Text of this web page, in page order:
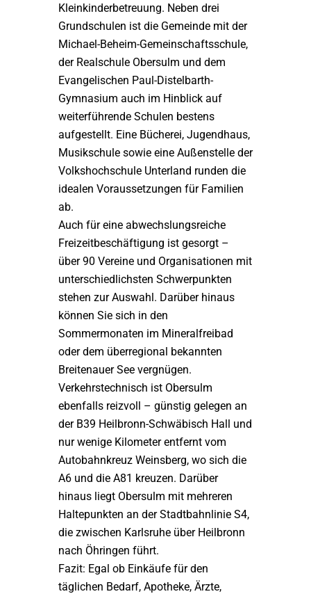
Kleinkinderbetreuung. Neben drei
Grundschulen ist die Gemeinde mit der
Michael-Beheim-Gemeinschaftsschule,
der Realschule Obersulm und dem
Evangelischen Paul-Distelbarth-
Gymnasium auch im Hinblick auf
weiterführende Schulen bestens
aufgestellt. Eine Bücherei, Jugendhaus,
Musikschule sowie eine Außenstelle der
Volkshochschule Unterland runden die
idealen Voraussetzungen für Familien
ab.
Auch für eine abwechslungsreiche
Freizeitbeschäftigung ist gesorgt –
über 90 Vereine und Organisationen mit
unterschiedlichsten Schwerpunkten
stehen zur Auswahl. Darüber hinaus
können Sie sich in den
Sommermonaten im Mineralfreibad
oder dem überregional bekannten
Breitenauer See vergnügen.
Verkehrstechnisch ist Obersulm
ebenfalls reizvoll – günstig gelegen an
der B39 Heilbronn-Schwäbisch Hall und
nur wenige Kilometer entfernt vom
Autobahnkreuz Weinsberg, wo sich die
A6 und die A81 kreuzen. Darüber
hinaus liegt Obersulm mit mehreren
Haltepunkten an der Stadtbahnlinie S4,
die zwischen Karlsruhe über Heilbronn
nach Öhringen führt.
Fazit: Egal ob Einkäufe für den
täglichen Bedarf, Apotheke, Ärzte,